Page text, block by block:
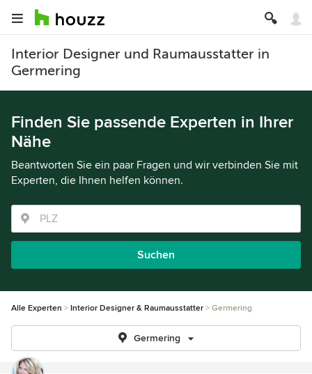
Interior Designer und Raumausstatter in
Germering
Finden Sie passende Experten in Ihrer
Nähe
Beantworten Sie ein paar Fragen und wir verbinden Sie mit
Experten, die Ihnen helfen können.
Suchen
Alle Experten Interior Designer & Raumausstatter Germering
Germering